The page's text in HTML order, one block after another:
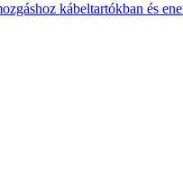
kábeltartókban és